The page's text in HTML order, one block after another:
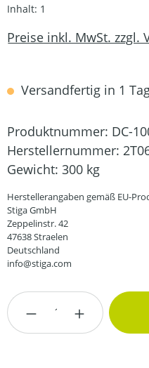
Inhalt: 1
Preise inkl. MwSt. zzgl.
Versandfertig in 1
Produktnummer: DC-
Herstellernummer:
Gewicht: 300 kg
Herstellerangaben gemäß EU-
Stiga GmbH
Zeppelinstr. 42
47638 Straelen
Deutschland
info@stiga.com
Produkt Anzahl: